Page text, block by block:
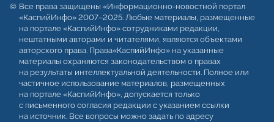
Все права защищены «Информационно-новостной портал
«КаспийИнфо» 2007–2025. Любые материалы, размещенные
на портале «КаспийИнфо» сотрудниками редакции,
нештатными авторами и читателями, являются объектами
авторского права. Права«КаспийИнфо» на указанные
материалы охраняются законодательством о правах
на результаты интеллектуальной деятельности. Полное или
частичное использование материалов, размещенных
на портале «КаспийИнфо», допускается только
с письменного согласия редакции с указанием ссылки
на источник. Все вопросы можно задать по адресу